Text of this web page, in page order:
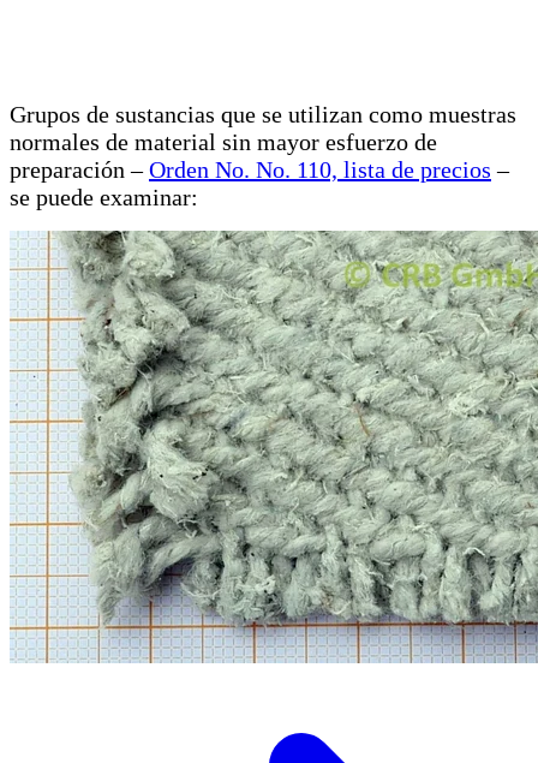
Grupos de sustancias que se utilizan como muestras
normales de material sin mayor esfuerzo de
preparación –Orden No. No. 110, lista de precios –
se puede examinar: